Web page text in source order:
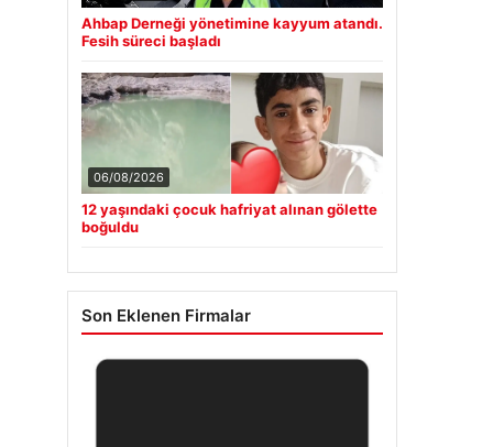
Ahbap Derneği yönetimine kayyum atandı.
Fesih süreci başladı
06/08/2026
12 yaşındaki çocuk hafriyat alınan gölette
boğuldu
Son Eklenen Firmalar